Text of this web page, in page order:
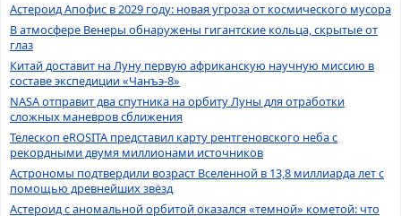
Астероид Апофис в 2029 году: новая угроза от космического мусора
В атмосфере Венеры обнаружены гигантские кольца, скрытые от
глаз
Китай доставит на Луну первую африканскую научную миссию в
составе экспедиции «Чанъэ-8»
NASA отправит два спутника на орбиту Луны для отработки
сложных маневров сближения
Телескоп eROSITA представил карту рентгеновского неба с
рекордными двумя миллионами источников
Астрономы подтвердили возраст Вселенной в 13,8 миллиарда лет с
помощью древнейших звёзд
Астероид с аномальной орбитой оказался «темной» кометой: что